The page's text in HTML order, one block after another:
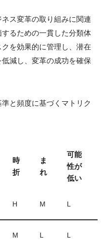
ス変革の取り組みに関連
るための一貫した分類体
を効果的に管理し、潜在
減し、変革の成功を確保
と頻度に基づくマトリク
時
折
ま
れ
可能
性が
低い
H M L
M L L